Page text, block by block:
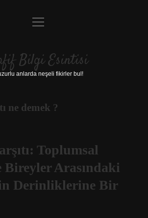
Anasayfa
Yasal Uyarı
menüyü
Bilgi Esintisi
anlarda neşeli fikirler bul!
ne demek ?
Toplumsal
Bireyler Arasındaki
Derinliklerine Bir